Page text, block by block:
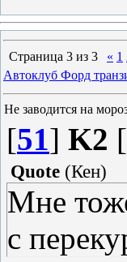
Страница 3 из 3 « 1
Автоклуб Форд
Не заводится на
[51] K2
Quote (Кен)
Мне
с